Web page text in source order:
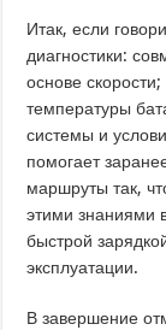
Итак, если
диагностики:
основе
температуры
системы и
помогает
маршруты так,
этими знаниями
быстрой
эксплуатации.
В завершение